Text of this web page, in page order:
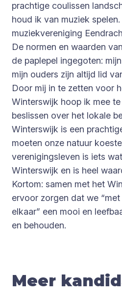
prachtige coulissen
houd ik van muziek
muziekvereniging
De normen en waarden
de paplepel ingegoten:
mijn ouders zijn altijd lid
Door mij in te zetten voor
Winterswijk hoop ik mee
beslissen over het lokale
Winterswijk is een
moeten onze natuur
verenigingsleven is iets
Winterswijk en is heel
Kortom: samen met het
ervoor zorgen dat we
elkaar” een mooi en
en behouden.
Meer